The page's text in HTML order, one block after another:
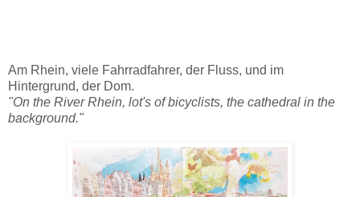
Am Rhein, viele Fahrradfahrer, der Fluss, und im
Hintergrund, der Dom.
"On the River Rhein, lot's of bicyclists, the cathedral in the
background."